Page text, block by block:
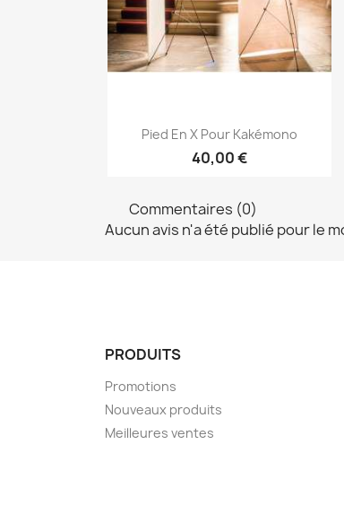
Aperçu rapide
Pied En X Pour Kakémono
40,00 €
Commentaires (0)
Aucun avis n'a été publié pour le
PRODUITS
Promotions
Nouveaux produits
Meilleures ventes